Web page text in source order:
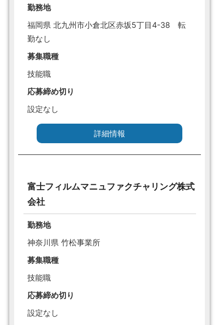
勤務地
福岡県 北九州市小倉北区赤坂5丁目4-38 転
勤なし
募集職種
技能職
応募締め切り
設定なし
詳細情報
富士フィルムマニュファクチャリング株式
会社
勤務地
神奈川県 竹松事業所
募集職種
技能職
応募締め切り
設定なし